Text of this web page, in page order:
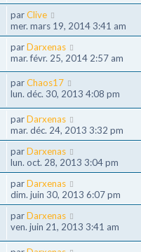
parClive
mer. mars 19, 2014 3:41 am
parDarxenas
mar. févr. 25, 2014 2:57 am
parChaos17
lun. déc. 30, 2013 4:08 pm
parDarxenas
mar. déc. 24, 2013 3:32 pm
parDarxenas
lun. oct. 28, 2013 3:04 pm
parDarxenas
dim. juin 30, 2013 6:07 pm
parDarxenas
ven. juin 21, 2013 3:41 am